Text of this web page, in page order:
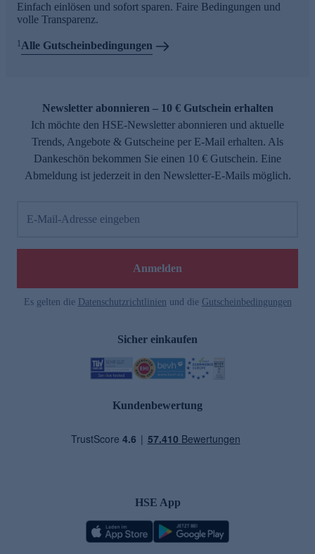
Einfach einlösen und sofort sparen. Faire Bedingungen und
volle Transparenz.
1 Alle Gutscheinbedingungen
Newsletter abonnieren – 10 € Gutschein erhalten
Ich möchte den HSE-Newsletter abonnieren und aktuelle
Trends, Angebote & Gutscheine per E-Mail erhalten. Als
Dankeschön bekommen Sie einen 10 € Gutschein. Eine
Abmeldung ist jederzeit in den Newsletter-E-Mails möglich.
E-Mail-Adresse eingeben
Anmelden
Es gelten die Datenschutzrichtlinien und die Gutscheinbedingungen
Sicher einkaufen
Kundenbewertung
HSE App